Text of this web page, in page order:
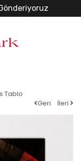
Tablo
Geri
İleri